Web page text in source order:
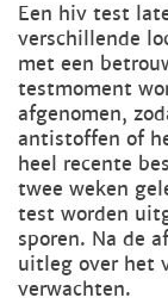
Een hiv test
verschillende
met een
testmoment
afgenomen,
antistoffen of
heel recente
twee weken
test worden
sporen. Na de
uitleg over het
verwachten.